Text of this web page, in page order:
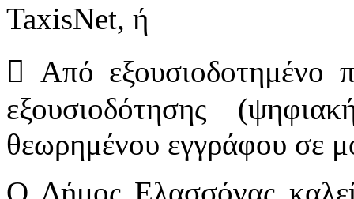
TaxisNet, ή
 Από εξουσιοδοτημένο
εξουσιοδότησης
θεωρημένου εγγράφου σε
Ο Δήμος Ελασσόνας